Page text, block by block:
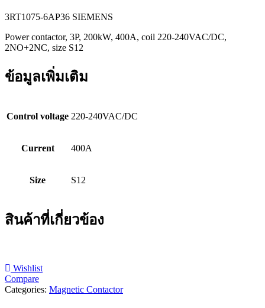
3RT1075-6AP36 SIEMENS
Power contactor, 3P, 200kW, 400A, coil 220-240VAC/DC,
2NO+2NC, size S12
ข้อมูลเพิ่มเติม
Control voltage 220-240VAC/DC
Current 400A
Size S12
สินค้าที่เกี่ยวข้อง
Wishlist
Compare
Categories: Magnetic Contactor